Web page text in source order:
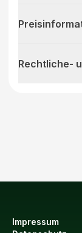
Rechtliche-
Impressum